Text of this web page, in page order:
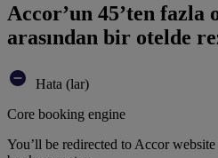
Accor’un 45’ten fazla
arasından bir otelde
Hata (lar)
Core booking engine
You’ll be redirected to Accor